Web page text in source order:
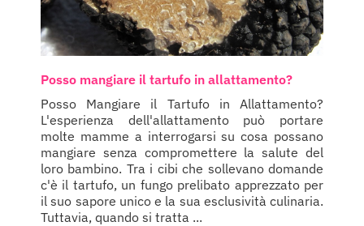
Posso mangiare il tartufo in allattamento?
Posso Mangiare il Tartufo in Allattamento?
L'esperienza dell'allattamento può portare
molte mamme a interrogarsi su cosa possano
mangiare senza compromettere la salute del
loro bambino. Tra i cibi che sollevano domande
c'è il tartufo, un fungo prelibato apprezzato per
il suo sapore unico e la sua esclusività culinaria.
Tuttavia, quando si tratta ...